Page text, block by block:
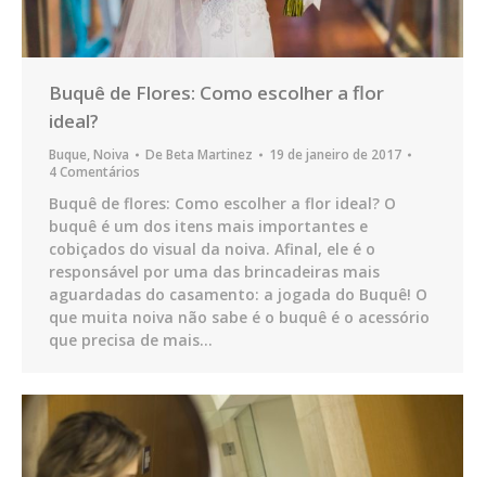
Buquê de Flores: Como escolher a flor
ideal?
Buque,Noiva De Beta Martinez
19 de janeiro de 2017
4 Comentários
Buquê de flores: Como escolher a flor ideal? O
buquê é um dos itens mais importantes e
cobiçados do visual da noiva. Afinal, ele é o
responsável por uma das brincadeiras mais
aguardadas do casamento: a jogada do Buquê! O
que muita noiva não sabe é o buquê é o acessório
que precisa de mais…